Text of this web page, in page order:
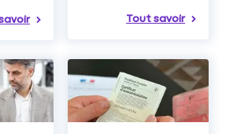
Tout savoir